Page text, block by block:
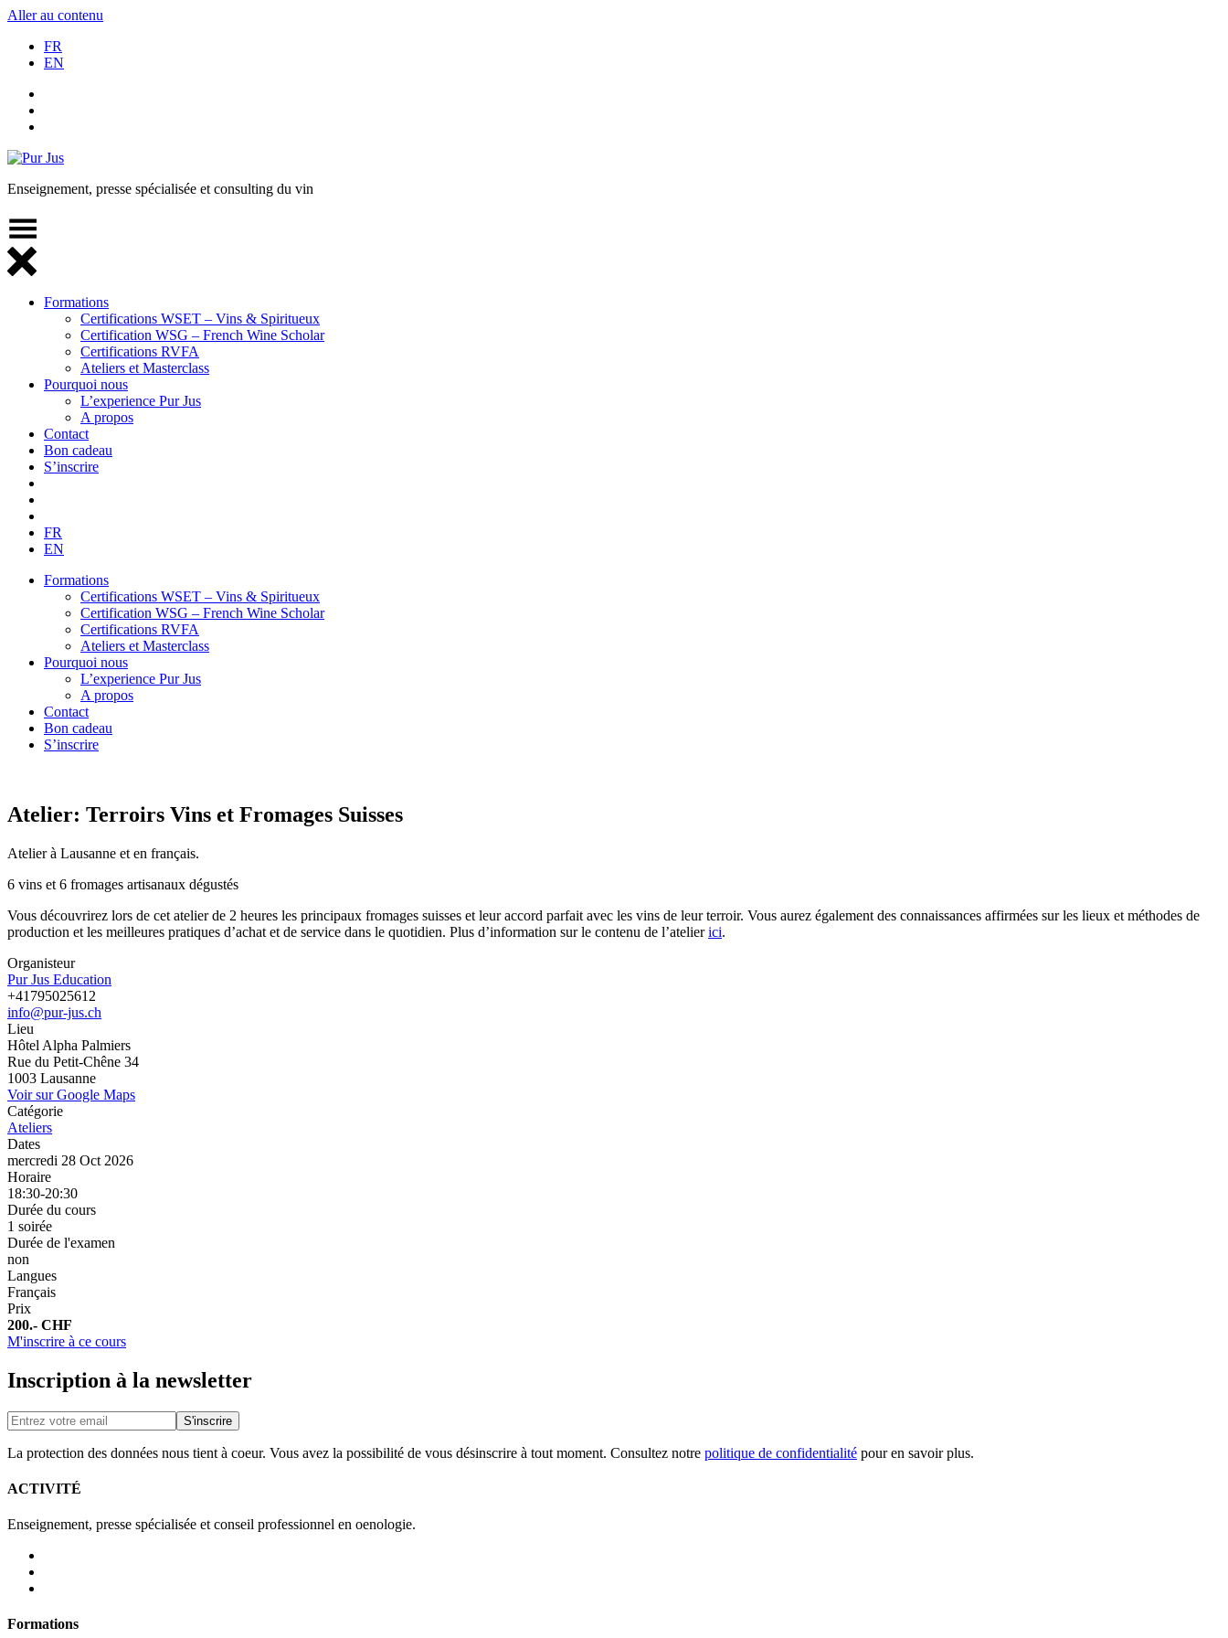
Aller au contenu
FR
EN
Pur Jus
Enseignement, presse spécialisée et consulting du vin
Formations
Certifications WSET – Vins & Spiritueux
Certification WSG – French Wine Scholar
Certifications RVFA
Ateliers et Masterclass
Pourquoi nous
L’experience Pur Jus
A propos
Contact
Bon cadeau
S’inscrire
FR
EN
Formations
Certifications WSET – Vins & Spiritueux
Certification WSG – French Wine Scholar
Certifications RVFA
Ateliers et Masterclass
Pourquoi nous
L’experience Pur Jus
A propos
Contact
Bon cadeau
S’inscrire
Atelier: Terroirs Vins et Fromages Suisses
Atelier à Lausanne et en français.
6 vins et 6 fromages artisanaux dégustés
Vous découvrirez lors de cet atelier de 2 heures les principaux fromages suisses et leur accord parfait avec les vins de leur terroir. Vous aurez également des connaissances affirmées sur les lieux et méthodes de
production et les meilleures pratiques d’achat et de service dans le quotidien. Plus d’information sur le contenu de l’atelierici.
Organisteur
Pur Jus Education
+41795025612
info@pur-jus.ch
Lieu
Hôtel Alpha Palmiers
Rue du Petit-Chêne 34
1003 Lausanne
Voir sur Google Maps
Catégorie
Ateliers
Dates
mercredi 28 Oct 2026
Horaire
18:30-20:30
Durée du cours
1 soirée
Durée de l'examen
non
Langues
Français
Prix
200.- CHF
M'inscrire à ce cours
Inscription à la newsletter
La protection des données nous tient à coeur. Vous avez la possibilité de vous désinscrire à tout moment. Consultez notre politique de confidentialité pour en savoir plus.
ACTIVITÉ
Enseignement, presse spécialisée et conseil professionnel en oenologie.
Formations